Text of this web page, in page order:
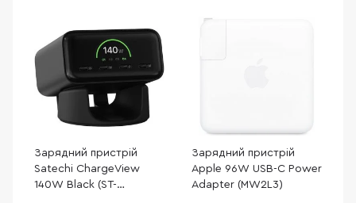
Зарядний пристрій
Satechi ChargeView
140W Black (ST-
Зарядний пристрій
Apple 96W USB-C Power
Adapter (MW2L3)